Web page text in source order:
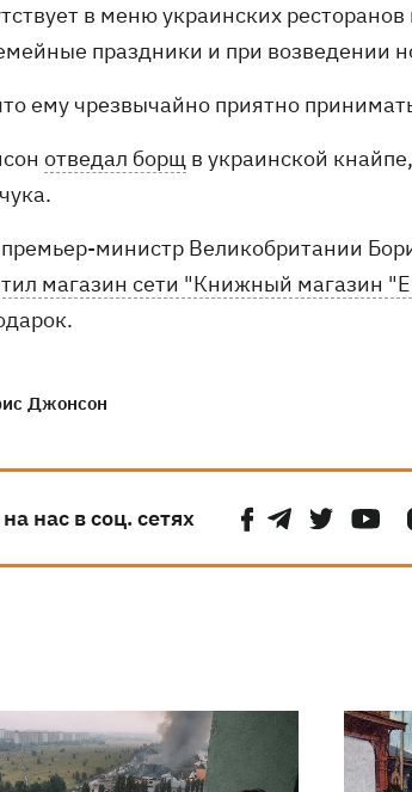
в меню украинских ресторанов
праздники и при возведении
ему чрезвычайно приятно
отведал борщ в украинской
министр Великобритании
магазин сети "Книжный магазин
Джонсон
нас в соц. сетях